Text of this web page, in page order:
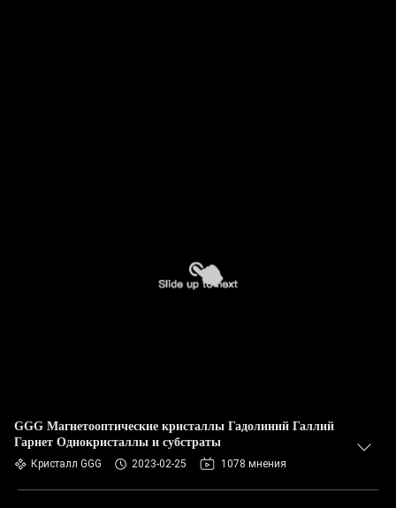
GGG Магнетооптические кристаллы Гадолиний Галлий
Гарнет Однокристаллы и субстраты
Кристалл GGG 2023-02-25 1078 мнения